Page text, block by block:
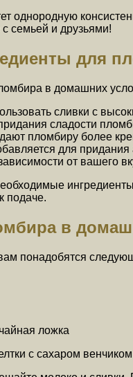
однородную
семьей и друзьями!
для
в домашних
сливки с
сладости
пломбиру более
для
от вашего
подаче.
в
понадобятся
ложка
с сахаром